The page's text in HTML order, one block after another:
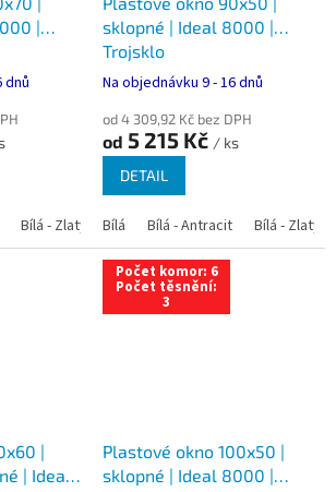
|
dnů
Bílá - Zlatý dub Bílá - Tmavý dub Bílá -
sklopné | Ideal 8000 |
Trojsklo
Na objednávku 9 - 16 dnů
od 4 309,92 Kč bez DPH
od 5 215 Kč / ks
DETAIL
Bílá Bílá - Antracit Bílá - Zlatý
|
| Ideal
Počet komor: 6
Počet těsnění:
3
Plastové okno 100x50 |
sklopné | Ideal 8000 |